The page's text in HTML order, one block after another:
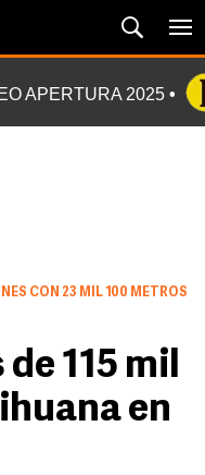
APERTURA 2025
CON 23 MIL 100 METROS
115 mil
en